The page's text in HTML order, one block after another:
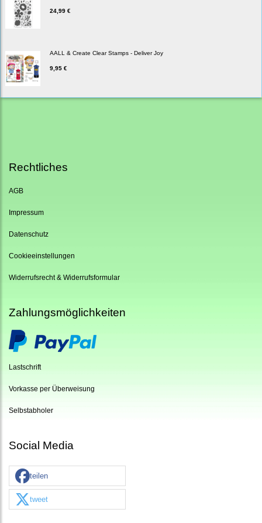
24,99 €
AALL & Create Clear Stamps - Deliver Joy
9,95 €
Rechtliches
AGB
Impressum
Datenschutz
Cookieeinstellungen
Widerrufsrecht & Widerrufsformular
Zahlungsmöglichkeiten
Lastschrift
Vorkasse per Überweisung
Selbstabholer
Social Media
teilen
tweet